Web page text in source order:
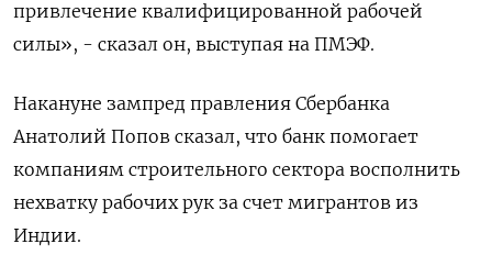
привлечение квалифицированной рабочей
силы», - сказал он, ‌выступая на ПМЭФ.
Накануне зампред правления Сбербанка
Анатолий Попов сказал, что банк помогает
компаниям строительного сектора восполнить
нехватку рабочих рук за счет мигрантов из
Индии.